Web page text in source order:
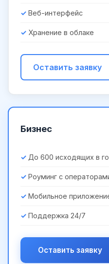
Веб-интерфейс
Хранение в облаке
Оставить заявку
Бизнес
До 600 исходящих в
Роуминг с
Мобильное
Поддержка 24/7
Оставить заявку